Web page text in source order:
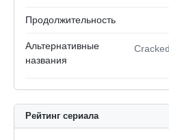
Продолжительность
Альтернативные
названия
Cracked
Рейтинг сериала